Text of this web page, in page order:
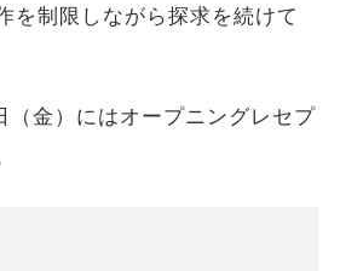
を制限しながら探求を続けて
（金）にはオープニングレセプ